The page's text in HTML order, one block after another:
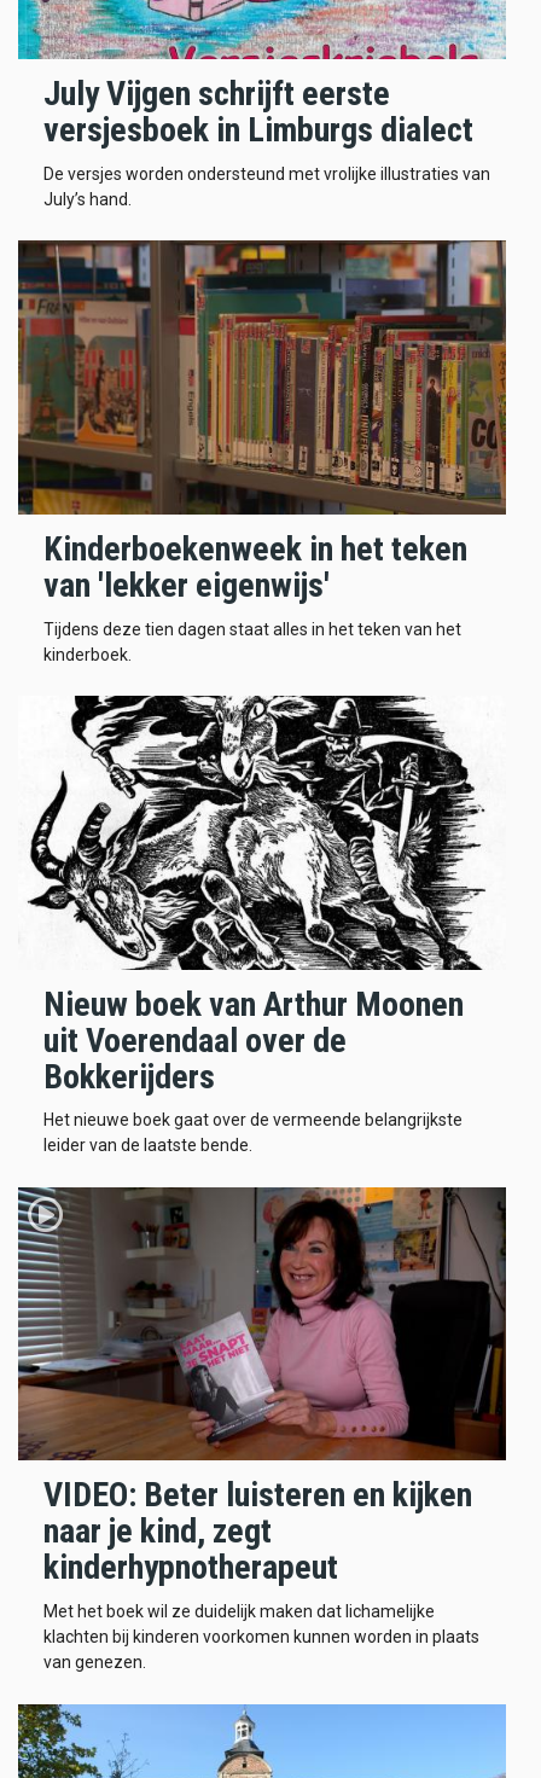
July Vijgen schrijft eerste
versjesboek in Limburgs dialect
De versjes worden ondersteund met vrolijke illustraties van
July’s hand.
Kinderboekenweek in het teken
van 'lekker eigenwijs'
Tijdens deze tien dagen staat alles in het teken van het
kinderboek.
Nieuw boek van Arthur Moonen
uit Voerendaal over de
Bokkerijders
Het nieuwe boek gaat over de vermeende belangrijkste
leider van de laatste bende.
VIDEO: Beter luisteren en kijken
naar je kind, zegt
kinderhypnotherapeut
Met het boek wil ze duidelijk maken dat lichamelijke
klachten bij kinderen voorkomen kunnen worden in plaats
van genezen.